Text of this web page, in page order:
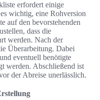
erfordert einige
wichtig, eine Rohversion
auf den bevorstehenden
dass die
werden. Nach der
Überarbeitung. Dabei
eventuell benötigte
werden. Abschließend ist
der Abreise unerlässlich.